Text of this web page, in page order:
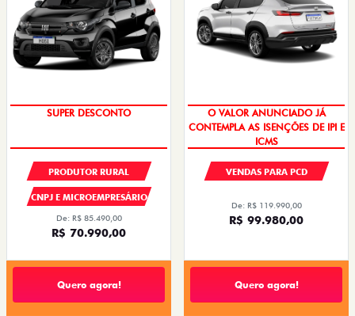
SUPER DESCONTO
PRODUTOR RURAL
CNPJ E MICROEMPRESÁRIO
De: R$ 85.490,00
R$ 70.990,00
Quero agora!
O VALOR ANUNCIADO JÁ
CONTEMPLA AS ISENÇÕES DE IPI E
ICMS
VENDAS PARA PCD
De: R$ 119.990,00
R$ 99.980,00
Quero agora!